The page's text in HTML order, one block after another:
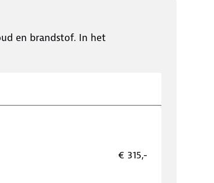
en brandstof. In het
€ 315,-